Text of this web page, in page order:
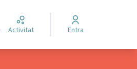
Activitat Entra